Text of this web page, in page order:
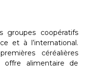
groupes coopératifs
et à l’international.
céréalières
offre alimentaire de